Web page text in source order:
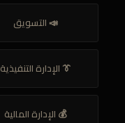
📣 التسويق
👔 الإدارة التنفيذية
💰 الإدارة المالية